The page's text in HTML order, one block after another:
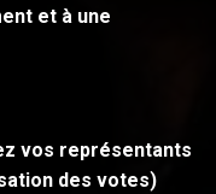
et à une
vos représentants
des votes)